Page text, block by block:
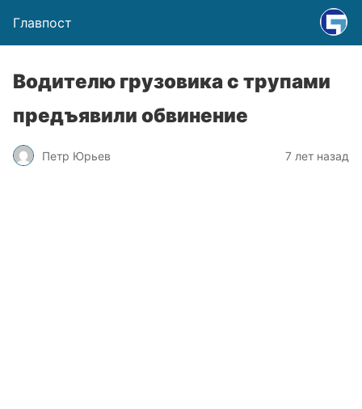
Главпост
Водителю грузовика с трупами
предъявили обвинение
Петр Юрьев 7 лет назад